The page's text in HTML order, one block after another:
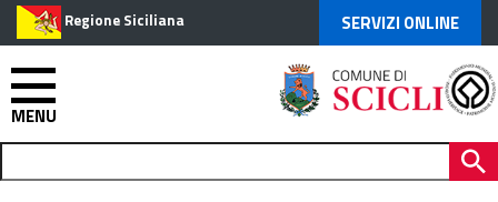
Regione Siciliana SERVIZI ONLINE
MENU